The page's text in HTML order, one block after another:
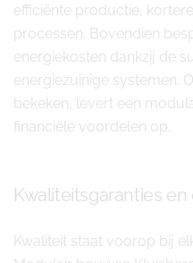
efficiënte productie,
processen. Bovendien
energiekosten dankzij de
energiezuinige systemen.
bekeken, levert een
financiële voordelen op.
Kwaliteitsgaranties
Kwaliteit staat voorop bij